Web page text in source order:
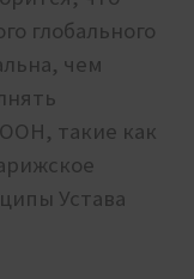
глобального
чем
такие как
Устава